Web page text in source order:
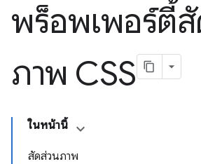
พร็อพเพอร์ตี้
ภาพ CSS
ในหน้านี้
สัดส่วนภาพ